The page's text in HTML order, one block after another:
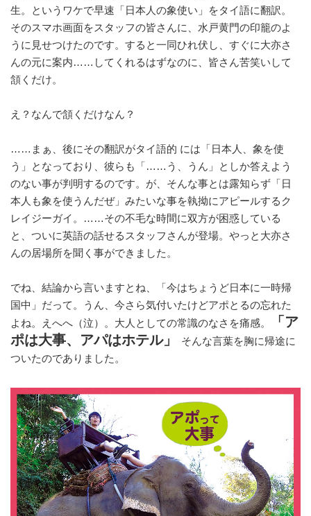
生。というワケで早速「日本人の象使い」をタイ語に翻訳。
そのスマホ画面をスタッフの皆さんに、水戸黄門の印籠のよ
うに見せつけたのです。すると一同ひれ伏し、すぐに大亦さ
んの元に案内……してくれるはずなのに、皆さん苦笑いして
頷くだけ。
え？なんで頷くだけなん？
……まぁ、後にその翻訳がタイ語的 には「日本人、象を使
う」となっており、彼らも「……う、うん」としか答えよう
のない事が判明するのです。が、そんな事とは露知らず「日
本人も象を使うんだぜ」みたいな事を執拗にアピールするク
レイジーガイ。……その不毛な時間に双方が困惑している
と、ついに英語の話せるスタッフさんが登場。やっと大亦さ
んの居場所を聞く事ができました。
でね、結論から言いますとね、「今はちょうど日本に一時帰
国中」だって。うん、今さら気付いたけどアポとるの忘れた
よね。えへへ（泣）。大人としての常識のなさを痛感。
「ア
ポは大事、アパはホテル」
そんな言葉を胸に帰途に
ついたのでありました。